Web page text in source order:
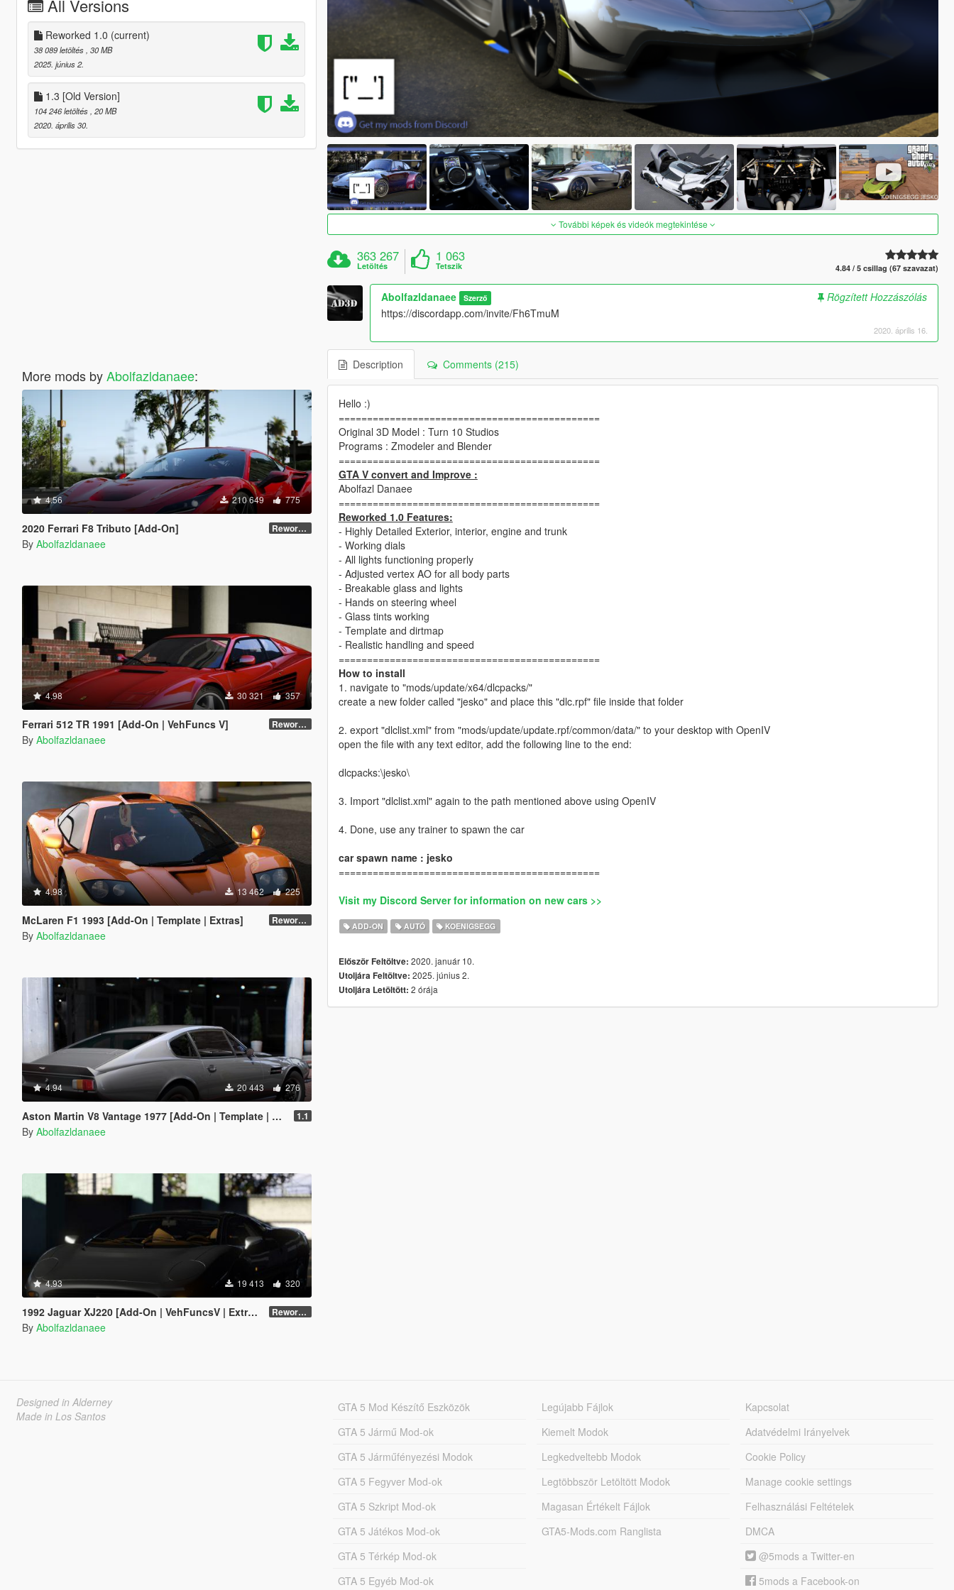
All Versions
Reworked 1.0 (current)
38 089 letöltés , 30 MB
2025. június 2.
1.3 [Old Version]
104 246 letöltés , 20 MB
2020. április 30.
More mods byAbolfazldanaee:
4.56 210 649 775
2020 Ferrari F8 Tributo [Add-On] Reworked 1.0
By Abolfazldanaee
4.98 30 321 357
Ferrari 512 TR 1991 [Add-On | VehFuncs V] Reworked 1.0
By Abolfazldanaee
4.98 13 462 225
McLaren F1 1993 [Add-On | Template | Extras] Reworked 1.0
By Abolfazldanaee
4.94 20 443 276
Aston Martin V8 Vantage 1977 [Add-On | Template | VehFuncsV] 1.1
By Abolfazldanaee
4.93 19 413 320
1992 Jaguar XJ220 [Add-On | VehFuncsV | Extras | Template] Reworked 1.0
By Abolfazldanaee
További képek és videók megtekintése
363 267
Letöltés
1 063
Tetszik 4.84 / 5 csillag (67 szavazat)
Abolfazldanaee Szerző
Rögzített Hozzászólás
https://discordapp.com/invite/Fh6TmuM
2020. április 16.
Description Comments (215)
Hello :)
==============================================
Original 3D Model : Turn 10 Studios
Programs : Zmodeler and Blender
==============================================
GTA V convert and Improve :
Abolfazl Danaee
==============================================
Reworked 1.0 Features:
- Highly Detailed Exterior, interior, engine and trunk
- Working dials
- All lights functioning properly
- Adjusted vertex AO for all body parts
- Breakable glass and lights
- Hands on steering wheel
- Glass tints working
- Template and dirtmap
- Realistic handling and speed
==============================================
How to install
1. navigate to "mods/update/x64/dlcpacks/"
create a new folder called "jesko" and place this "dlc.rpf" file inside that folder
2. export "dlclist.xml" from "mods/update/update.rpf/common/data/" to your desktop with OpenIV
open the file with any text editor, add the following line to the end:
dlcpacks:\jesko\
3. Import "dlclist.xml" again to the path mentioned above using OpenIV
4. Done, use any trainer to spawn the car
car spawn name : jesko
==============================================
Visit my Discord Server for information on new cars >>
ADD-ON AUTÓ KOENIGSEGG
Először Feltöltve: 2020. január 10.
Utoljára Feltöltve: 2025. június 2.
Utoljára Letöltött: 2 órája
Designed in Alderney
Made in Los Santos
GTA 5 Mod Készítő Eszközök
GTA 5 Jármű Mod-ok
GTA 5 Járműfényezési Modok
GTA 5 Fegyver Mod-ok
GTA 5 Szkript Mod-ok
GTA 5 Játékos Mod-ok
GTA 5 Térkép Mod-ok
GTA 5 Egyéb Mod-ok
Legújabb Fájlok
Kiemelt Modok
Legkedveltebb Modok
Legtöbbször Letöltött Modok
Magasan Értékelt Fájlok
GTA5-Mods.com Ranglista
Kapcsolat
Adatvédelmi Irányelvek
Cookie Policy
Manage cookie settings
Felhasználási Feltételek
DMCA
@5mods a Twitter-en
5mods a Facebook-on